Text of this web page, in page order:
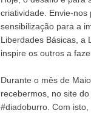
criatividade. Envie-
sensibilização para a
Liberdades Básicas, a
inspire os outros a
Durante o mês de
recebermos, no site
#diadoburro. Com